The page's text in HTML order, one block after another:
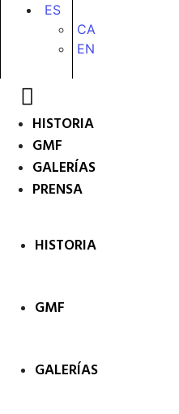
ES
CA
EN
HISTORIA
GMF
GALERÍAS
PRENSA
HISTORIA
GMF
GALERÍAS